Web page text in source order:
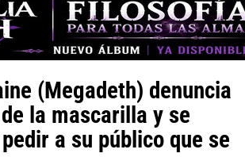
(Megadeth) denuncia
la mascarilla y se
a su público que se